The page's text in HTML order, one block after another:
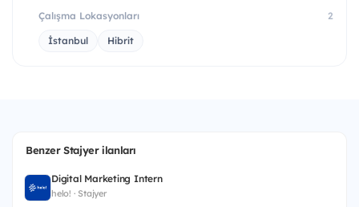
Çalışma Lokasyonları 2
İstanbul Hibrit
Benzer Stajyer ilanları
Digital Marketing Intern
helo! · Stajyer